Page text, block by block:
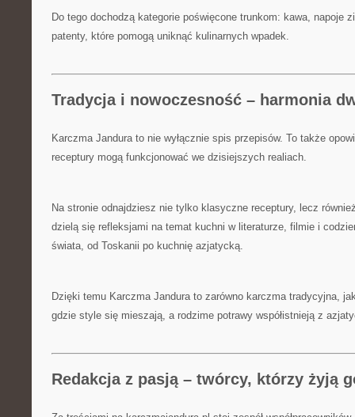
Do tego dochodzą kategorie poświęcone trunkom: kawa, napoje
patenty, które pomogą uniknąć kulinarnych wpadek.
Tradycja i nowoczesność – harmonia
Karczma Jandura to nie wyłącznie spis przepisów. To także
receptury mogą funkcjonować we dzisiejszych realiach.
Na stronie odnajdziesz nie tylko klasyczne receptury, lecz
dzielą się refleksjami na temat kuchni w literaturze, filmie i
świata, od Toskanii po kuchnię azjatycką.
Dzięki temu Karczma Jandura to zarówno karczma tradycyjna,
gdzie style się mieszają, a rodzime potrawy współistnieją z
Redakcja z pasją – twórcy, którzy żyją